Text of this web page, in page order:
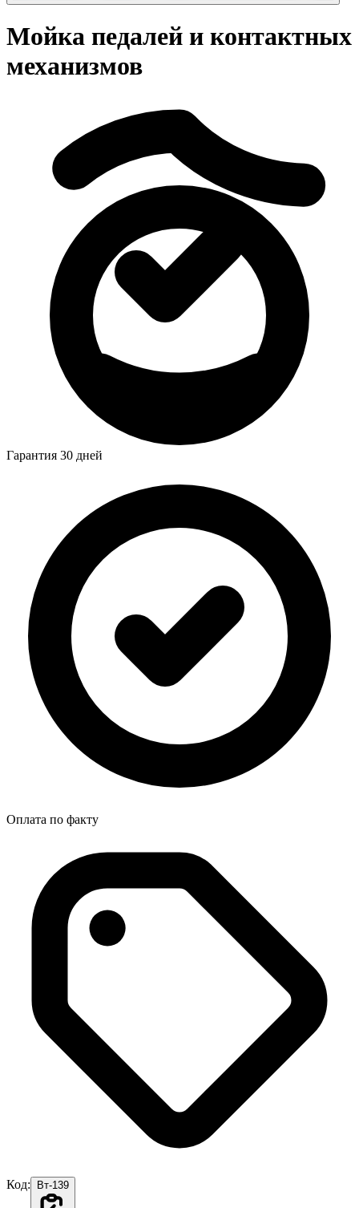
Мойка педалей и контактных
механизмов
Гарантия 30 дней
Оплата по факту
Код: Вт-139